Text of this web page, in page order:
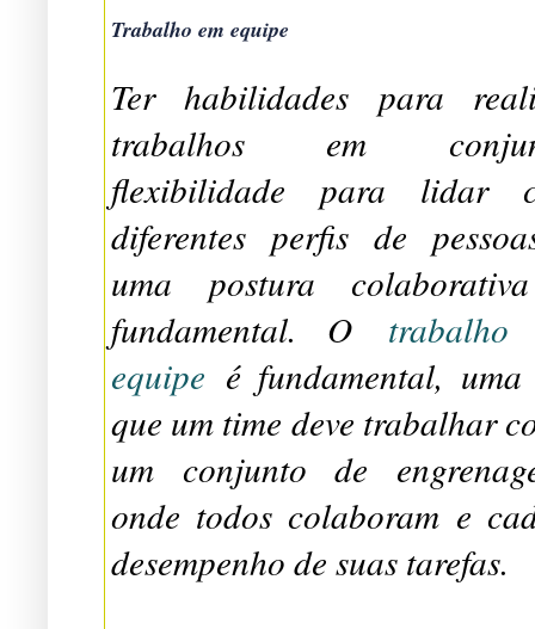
Trabalho em equipe
Ter habilidades para
trabalhos em
flexibilidade para lidar
diferentes perfis de
uma postura
fundamental. O trabalho
equipe é fundamental, uma
que um time deve trabalhar
um conjunto de
onde todos colaboram e
desempenho de suas tarefas.